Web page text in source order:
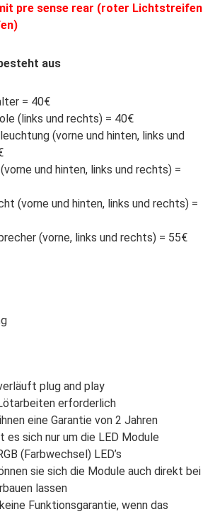
pre sense rear (roter Lichtstreifen
aus
= 40€
(links und rechts) = 40€
(vorne und hinten, links und
und hinten, links und rechts) =
(vorne und hinten, links und rechts) =
(vorne, links und rechts) = 55€
plug and play
erforderlich
eine Garantie von 2 Jahren
es sich nur um die LED Module
(Farbwechsel) LED’s
sie sich die Module auch direkt bei
lassen
Funktionsgarantie, wenn das